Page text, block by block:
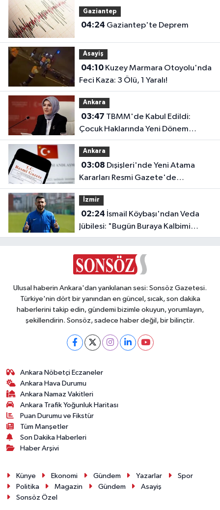
Gaziantep
04:24 Gaziantep'te Deprem
Asayiş
04:10Kuzey Marmara Otoyolu'nda
Feci Kaza: 3 Ölü, 1 Yaralı!
Ankara
03:47
Çocuk Haklarında Yeni Dönem
Başlıyor!
Ankara
03:08
Kararları Resmi Gazete'de
Yayımlandı
İzmir
02:24
Jübilesi: "Bugün Buraya Kalbimi
Gömdüm"
Ulusal haberin Ankara'dan yankılanan sesi: Sonsöz Gazetesi.
Türkiye'nin dört bir yanından en güncel, sıcak, son dakika
haberlerini takip edin, gündemi bizimle okuyun, yorumlayın,
şekillendirin. Sonsöz, sadece haber değil, bir bilinçtir.
Ankara Nöbetçi Eczaneler
Ankara Hava Durumu
Ankara Namaz Vakitleri
Ankara Trafik Yoğunluk Haritası
Puan Durumu ve Fikstür
Tüm Manşetler
Son Dakika Haberleri
Haber Arşivi
Künye Ekonomi Gündem Yazarlar
Spor
Politika
Magazin Gündem
Asayiş
Sonsöz Özel